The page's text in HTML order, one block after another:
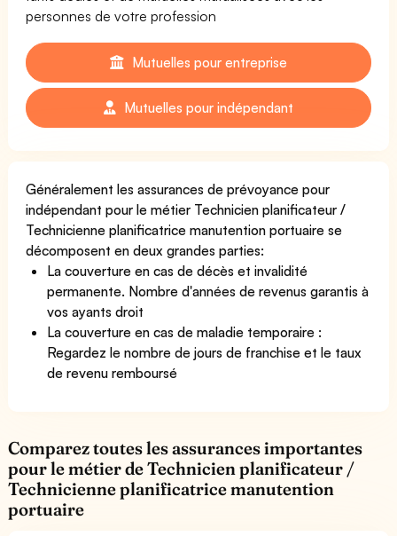
personnes de votre profession
Mutuelles pour entreprise
Mutuelles pour indépendant
Généralement les assurances de prévoyance pour
indépendant pour le métier Technicien planificateur /
Technicienne planificatrice manutention portuaire se
décomposent en deux grandes parties:
La couverture en cas de décès et invalidité
permanente. Nombre d'années de revenus garantis à
vos ayants droit
La couverture en cas de maladie temporaire :
Regardez le nombre de jours de franchise et le taux
de revenu remboursé
Comparez toutes les assurances importantes
pour le métier de Technicien planificateur /
Technicienne planificatrice manutention
portuaire